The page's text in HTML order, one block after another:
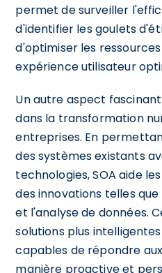
permet de surveiller
d'identifier les goulets
d'optimiser les
expérience utilisateur
Un autre aspect
dans la transformation
entreprises. En
des systèmes existants
technologies, SOA aide
des innovations telles
et l'analyse de données.
solutions plus
capables de répondre
manière proactive et